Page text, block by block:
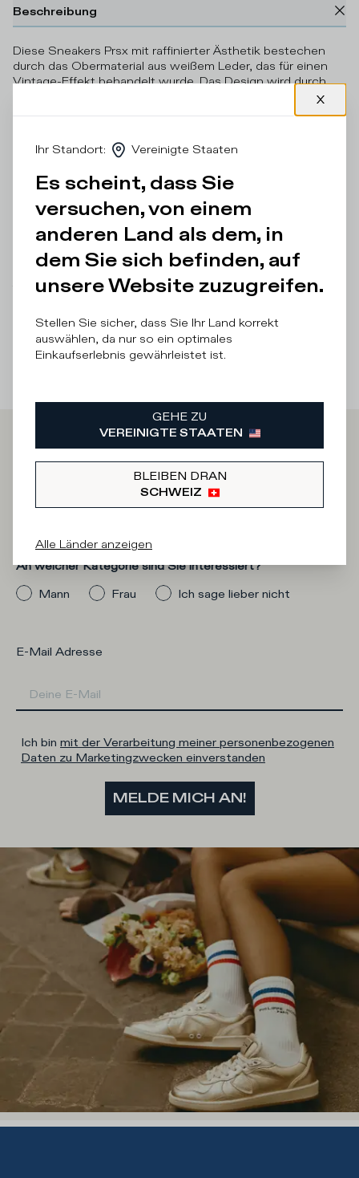
Beschreibung
Diese Sneakers Prsx mit raffinierter Ästhetik bestechen
durch das Obermaterial aus weißem Leder, das für einen
Vintage-Effekt behandelt wurde. Das Design wird durch
sorgt für eine raffinierte Note, während der ozeanblaue
Farbtupfer sorgt. Die legendäre Sohle mit handwerklicher
Fräsung und Flecken unterstreicht den Used-Effekt des
Designs dieses flachen Herrenschuhs. Normale Passform:
Wir empfehlen Ihnen, Ihre übliche Größe zu wählen.
Einzelheiten und Zusammensetzung
Produktpflege
There was a problem loading related productsThere was a
Iscriviti alla
Newsletter
An welcher Kategorie sind Sie interessiert?
Mann
Frau Ich sage lieber nicht
E-Mail Adresse
Ich bin mit der Verarbeitung meiner personenbezogenen
Daten zu Marketingzwecken einverstanden
MELDE MICH AN!
Ihr Standort: Vereinigte Staaten
Es scheint, dass Sie
versuchen, von einem
anderen Land als dem, in
dem Sie sich befinden, auf
unsere Website zuzugreifen.
Stellen Sie sicher, dass Sie Ihr Land korrekt
auswählen, da nur so ein optimales
Einkaufserlebnis gewährleistet ist.
GEHE ZU
VEREINIGTE STAATEN
BLEIBEN DRAN
SCHWEIZ
Alle Länder anzeigen